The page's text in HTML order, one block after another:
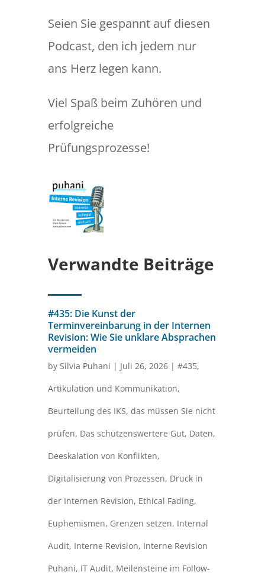
Seien Sie gespannt auf diesen
Podcast, den ich jedem nur
ans Herz legen kann.
Viel Spaß beim Zuhören und
erfolgreiche
Prüfungsprozesse!
Verwandte Beiträge
#435: Die Kunst der
Terminvereinbarung in der Internen
Revision: Wie Sie unklare Absprachen
vermeiden
by Silvia Puhani | Juli 26, 2026| #435,
Artikulation und Kommunikation,
Beurteilung des IKS, das müssen Sie nicht
prüfen, Das schützenswertere Gut, Daten,
Deeskalation von Konflikten,
Digitalisierung von Prozessen, Druck in
der Internen Revision, Ethical Fading,
Euphemismen, Grenzen setzen, Internal
Audit, Interne Revision, Interne Revision
Puhani, IT Audit, Meilensteine im Follow-